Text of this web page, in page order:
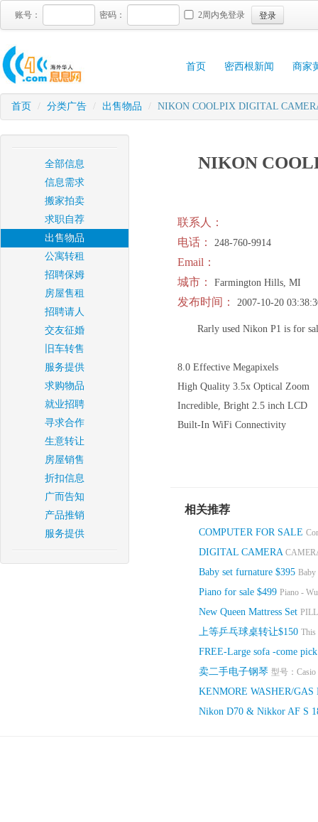
账号： 密码： 2周内免登录 登录
首页 密西根新闻 商家
首页 / 分类广告 / 出售物品 / NIKON COOLPIX DIGITAL
全部信息
信息需求
搬家拍卖
求职自荐
出售物品
公寓转租
招聘保姆
房屋售租
招聘请人
交友征婚
旧车转售
服务提供
求购物品
就业招聘
寻求合作
生意转让
房屋销售
折扣信息
广而告知
产品推销
服务提供
NIKON
联系人：
电话：
248-760-9914
Email：
城市：
Farmington Hills, MI
发布时间： 2007-10-20
Rarly used Nikon P1 is for
8.0 Effective Megapixels
High Quality 3.5x Optical Zoom
Incredible, Bright 2.5 inch LCD
Built-In WiFi Connectivity
相关推荐
COMPUTER FOR SALE
DIGITAL CAMERA
Baby set furnature $395 Baby
Piano for sale $499 Piano -
New Queen Mattress Set
上等乒乓球桌转让$150 This
FREE-Large sofa -come
卖二手电子钢琴 型号：Casio
KENMORE WASHER/GAS
Nikon D70 & Nikkor AF S